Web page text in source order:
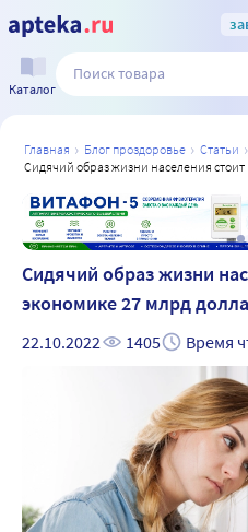
Каталог
главная блог проздоровье статьи
сидячий образ жизни населения стоит
Сидячий образ жизни
экономике 27 млрд
22.10.2022 1405 Время